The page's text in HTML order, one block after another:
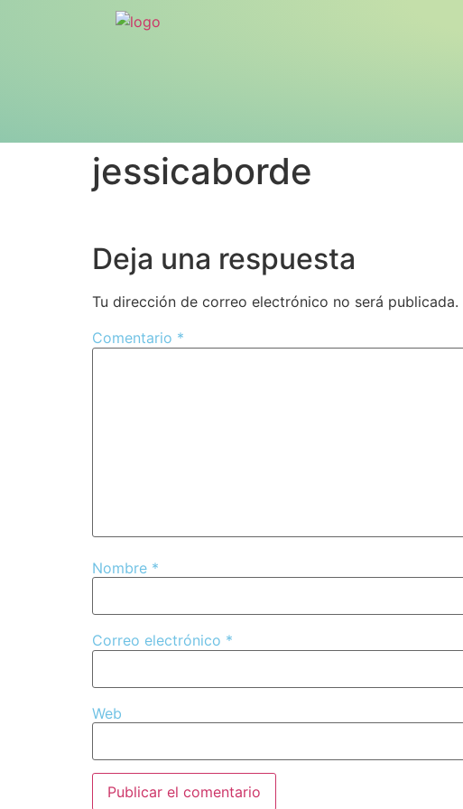
jessicaborde
Deja una respuesta
Tu dirección de correo electrónico no será publicada.
Comentario *
Nombre *
Correo electrónico *
Web